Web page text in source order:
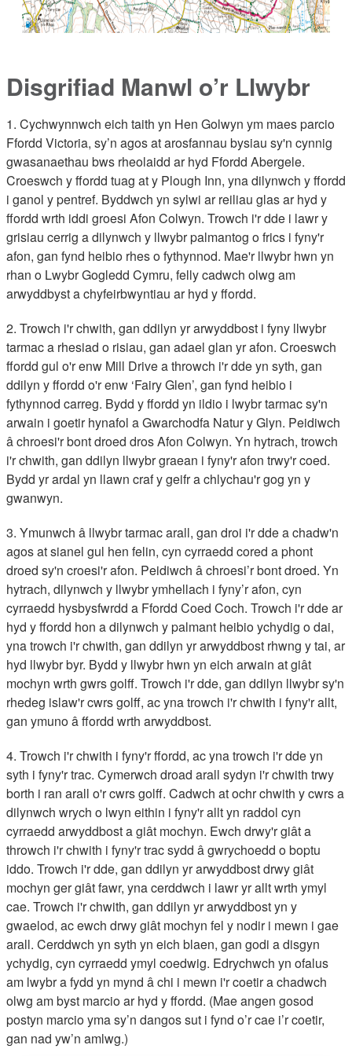
Disgrifiad Manwl o’r Llwybr
1. Cychwynnwch eich taith yn Hen Golwyn ym maes parcio
Ffordd Victoria, sy’n agos at arosfannau bysiau sy'n cynnig
gwasanaethau bws rheolaidd ar hyd Ffordd Abergele.
Croeswch y ffordd tuag at y Plough Inn, yna dilynwch y ffordd
i ganol y pentref. Byddwch yn sylwi ar reiliau glas ar hyd y
ffordd wrth iddi groesi Afon Colwyn. Trowch i'r dde i lawr y
grisiau cerrig a dilynwch y llwybr palmantog o frics i fyny'r
afon, gan fynd heibio rhes o fythynnod. Mae'r llwybr hwn yn
rhan o Lwybr Gogledd Cymru, felly cadwch olwg am
arwyddbyst a chyfeirbwyntiau ar hyd y ffordd.
2. Trowch i'r chwith, gan ddilyn yr arwyddbost i fyny llwybr
tarmac a rhesiad o risiau, gan adael glan yr afon. Croeswch
ffordd gul o'r enw Mill Drive a throwch i'r dde yn syth, gan
ddilyn y ffordd o'r enw ‘Fairy Glen’, gan fynd heibio i
fythynnod carreg. Bydd y ffordd yn ildio i lwybr tarmac sy'n
arwain i goetir hynafol a Gwarchodfa Natur y Glyn. Peidiwch
â chroesi'r bont droed dros Afon Colwyn. Yn hytrach, trowch
i'r chwith, gan ddilyn llwybr graean i fyny'r afon trwy'r coed.
Bydd yr ardal yn llawn craf y geifr a chlychau'r gog yn y
gwanwyn.
3. Ymunwch â llwybr tarmac arall, gan droi i'r dde a chadw'n
agos at sianel gul hen felin, cyn cyrraedd cored a phont
droed sy'n croesi'r afon. Peidiwch â chroesi’r bont droed. Yn
hytrach, dilynwch y llwybr ymhellach i fyny’r afon, cyn
cyrraedd hysbysfwrdd a Ffordd Coed Coch. Trowch i'r dde ar
hyd y ffordd hon a dilynwch y palmant heibio ychydig o dai,
yna trowch i'r chwith, gan ddilyn yr arwyddbost rhwng y tai, ar
hyd llwybr byr. Bydd y llwybr hwn yn eich arwain at giât
mochyn wrth gwrs golff. Trowch i'r dde, gan ddilyn llwybr sy'n
rhedeg islaw'r cwrs golff, ac yna trowch i'r chwith i fyny'r allt,
gan ymuno â ffordd wrth arwyddbost.
4. Trowch i'r chwith i fyny'r ffordd, ac yna trowch i'r dde yn
syth i fyny'r trac. Cymerwch droad arall sydyn i'r chwith trwy
borth i ran arall o'r cwrs golff. Cadwch at ochr chwith y cwrs a
dilynwch wrych o lwyn eithin i fyny'r allt yn raddol cyn
cyrraedd arwyddbost a giât mochyn. Ewch drwy'r giât a
throwch i'r chwith i fyny'r trac sydd â gwrychoedd o boptu
iddo. Trowch i'r dde, gan ddilyn yr arwyddbost drwy giât
mochyn ger giât fawr, yna cerddwch i lawr yr allt wrth ymyl
cae. Trowch i'r chwith, gan ddilyn yr arwyddbost yn y
gwaelod, ac ewch drwy giât mochyn fel y nodir i mewn i gae
arall. Cerddwch yn syth yn eich blaen, gan godi a disgyn
ychydig, cyn cyrraedd ymyl coedwig. Edrychwch yn ofalus
am lwybr a fydd yn mynd â chi i mewn i'r coetir a chadwch
olwg am byst marcio ar hyd y ffordd. (Mae angen gosod
postyn marcio yma sy’n dangos sut i fynd o’r cae i’r coetir,
gan nad yw’n amlwg.)